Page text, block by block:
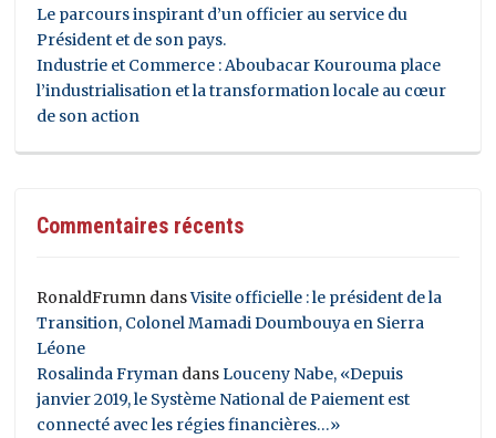
Le parcours inspirant d’un officier au service du
Président et de son pays.
Industrie et Commerce : Aboubacar Kourouma place
l’industrialisation et la transformation locale au cœur
de son action
Commentaires récents
RonaldFrumn dansVisite officielle : le président de la
Transition, Colonel Mamadi Doumbouya en Sierra
Léone
Rosalinda Fryman dansLouceny Nabe, «Depuis
janvier 2019, le Système National de Paiement est
connecté avec les régies financières…»